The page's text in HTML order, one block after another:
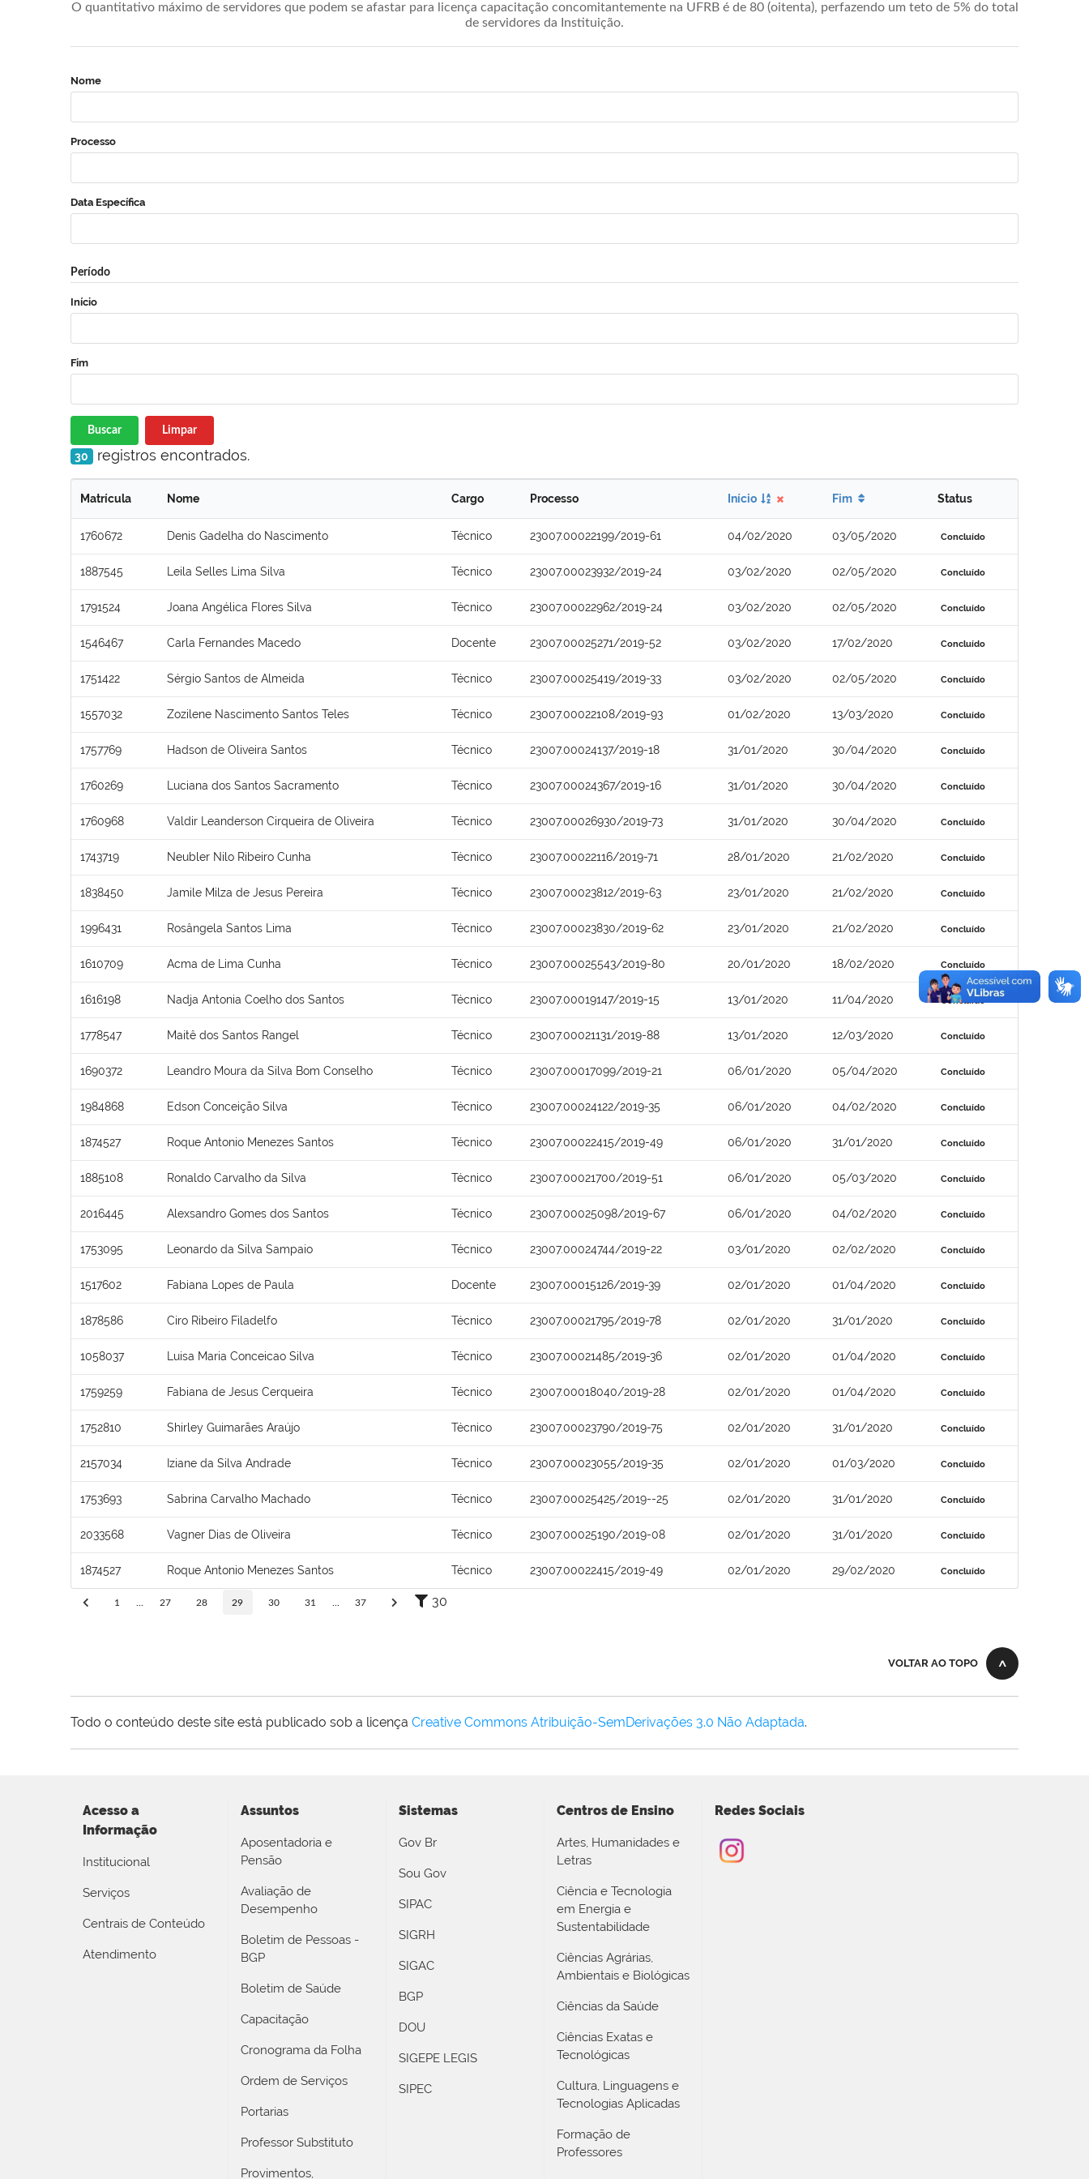
O quantitativo máximo de servidores que podem se afastar para licença capacitação concomitantemente na UFRB é de 80 (oitenta), perfazendo um teto de 5% do total
de servidores da Instituição.
Nome
Processo
Data Específica
Período
Início
Fim
Buscar Limpar
30 registros encontrados.
Matrícula Nome Cargo Processo Início Fim Status
1760672 Denis Gadelha do Nascimento Técnico 23007.00022199/2019-61 04/02/2020 03/05/2020 Concluído
1887545 Leila Selles Lima Silva Técnico 23007.00023932/2019-24 03/02/2020 02/05/2020 Concluído
1791524 Joana Angélica Flores Silva Técnico 23007.00022962/2019-24 03/02/2020 02/05/2020 Concluído
1546467 Carla Fernandes Macedo Docente 23007.00025271/2019-52 03/02/2020 17/02/2020 Concluído
1751422 Sérgio Santos de Almeida Técnico 23007.00025419/2019-33 03/02/2020 02/05/2020 Concluído
1557032 Zozilene Nascimento Santos Teles Técnico 23007.00022108/2019-93 01/02/2020 13/03/2020 Concluído
1757769 Hadson de Oliveira Santos Técnico 23007.00024137/2019-18 31/01/2020 30/04/2020 Concluído
1760269 Luciana dos Santos Sacramento Técnico 23007.00024367/2019-16 31/01/2020 30/04/2020 Concluído
1760968 Valdir Leanderson Cirqueira de Oliveira Técnico 23007.00026930/2019-73 31/01/2020 30/04/2020 Concluído
1743719 Neubler Nilo Ribeiro Cunha Técnico 23007.00022116/2019-71 28/01/2020 21/02/2020 Concluído
1838450 Jamile Milza de Jesus Pereira Técnico 23007.00023812/2019-63 23/01/2020 21/02/2020 Concluído
1996431 Rosângela Santos Lima Técnico 23007.00023830/2019-62 23/01/2020 21/02/2020 Concluído
1610709 Acma de Lima Cunha Técnico 23007.00025543/2019-80 20/01/2020 18/02/2020 Concluído
1616198 Nadja Antonia Coelho dos Santos Técnico 23007.00019147/2019-15 13/01/2020 11/04/2020 Concluído
1778547 Maitê dos Santos Rangel Técnico 23007.00021131/2019-88 13/01/2020 12/03/2020 Concluído
1690372 Leandro Moura da Silva Bom Conselho Técnico 23007.00017099/2019-21 06/01/2020 05/04/2020 Concluído
1984868 Edson Conceição Silva Técnico 23007.00024122/2019-35 06/01/2020 04/02/2020 Concluído
1874527 Roque Antonio Menezes Santos Técnico 23007.00022415/2019-49 06/01/2020 31/01/2020 Concluído
1885108 Ronaldo Carvalho da Silva Técnico 23007.00021700/2019-51 06/01/2020 05/03/2020 Concluído
2016445 Alexsandro Gomes dos Santos Técnico 23007.00025098/2019-67 06/01/2020 04/02/2020 Concluído
1753095 Leonardo da Silva Sampaio Técnico 23007.00024744/2019-22 03/01/2020 02/02/2020 Concluído
1517602 Fabiana Lopes de Paula Docente 23007.00015126/2019-39 02/01/2020 01/04/2020 Concluído
1878586 Ciro Ribeiro Filadelfo Técnico 23007.00021795/2019-78 02/01/2020 31/01/2020 Concluído
1058037 Luisa Maria Conceicao Silva Técnico 23007.00021485/2019-36 02/01/2020 01/04/2020 Concluído
1759259 Fabiana de Jesus Cerqueira Técnico 23007.00018040/2019-28 02/01/2020 01/04/2020 Concluído
1752810 Shirley Guimarães Araújo Técnico 23007.00023790/2019-75 02/01/2020 31/01/2020 Concluído
2157034 Iziane da Silva Andrade Técnico 23007.00023055/2019-35 02/01/2020 01/03/2020 Concluído
1753693 Sabrina Carvalho Machado Técnico 23007.00025425/2019--25 02/01/2020 31/01/2020 Concluído
2033568 Vagner Dias de Oliveira Técnico 23007.00025190/2019-08 02/01/2020 31/01/2020 Concluído
1874527 Roque Antonio Menezes Santos Técnico 23007.00022415/2019-49 02/01/2020 29/02/2020 Concluído
1 27 28 29 30 31 37 30
VOLTAR AO TOPO
Todo o conteúdo deste site está publicado sob a licença Creative Commons Atribuição-SemDerivações 3.0 Não Adaptada.
Acesso a
Informação
Institucional
Serviços
Centrais de Conteúdo
Atendimento
Assuntos
Aposentadoria e
Pensão
Avaliação de
Desempenho
Boletim de Pessoas -
BGP
Boletim de Saúde
Capacitação
Cronograma da Folha
Ordem de Serviços
Portarias
Professor Substituto
Provimentos,
Sistemas
Gov Br
Sou Gov
SIPAC
SIGRH
SIGAC
BGP
DOU
SIGEPE LEGIS
SIPEC
Centros de Ensino
Artes, Humanidades e
Letras
Ciência e Tecnologia
em Energia e
Sustentabilidade
Ciências Agrárias,
Ambientais e Biológicas
Ciências da Saúde
Ciências Exatas e
Tecnológicas
Cultura, Linguagens e
Tecnologias Aplicadas
Formação de
Professores
Redes Sociais